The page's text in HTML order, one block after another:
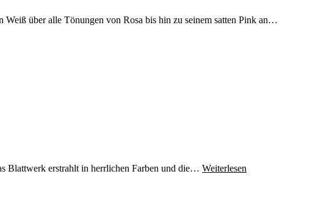
über alle Tönungen von Rosa bis hin zu seinem satten Pink an…
Blattwerk erstrahlt in herrlichen Farben und die… Weiterlesen